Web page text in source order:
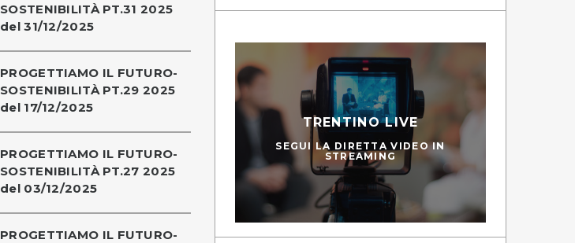
SOSTENIBILITÀ PT.31 2025
del 31/12/2025
PROGETTIAMO IL FUTURO-
SOSTENIBILITÀ PT.29 2025
del 17/12/2025
PROGETTIAMO IL FUTURO-
SOSTENIBILITÀ PT.27 2025
del 03/12/2025
PROGETTIAMO IL FUTURO-
TRENTINO LIVE
SEGUI LA DIRETTA VIDEO IN
STREAMING